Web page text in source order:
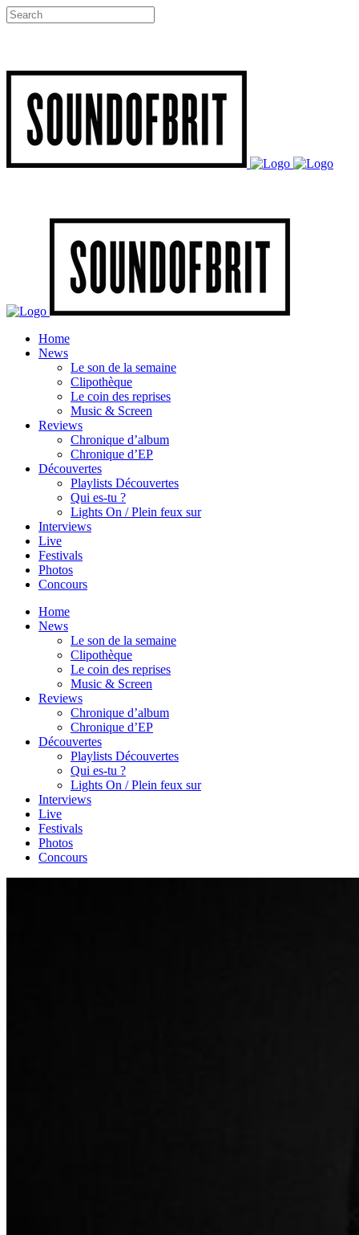
Home
News
Le son de la semaine
Clipothèque
Le coin des reprises
Music & Screen
Reviews
Chronique d’album
Chronique d’EP
Découvertes
Playlists Découvertes
Qui es-tu ?
Lights On / Plein feux sur
Interviews
Live
Festivals
Photos
Concours
Home
News
Le son de la semaine
Clipothèque
Le coin des reprises
Music & Screen
Reviews
Chronique d’album
Chronique d’EP
Découvertes
Playlists Découvertes
Qui es-tu ?
Lights On / Plein feux sur
Interviews
Live
Festivals
Photos
Concours